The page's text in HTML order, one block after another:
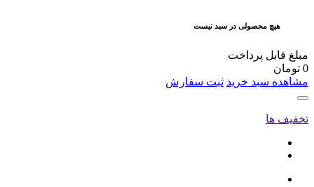
هیچ محصولی در سبد نیست
مبلغ قابل پرداخت
0 تومان
مشاهده سبد خرید ثبت سفارش
تخفیف ها